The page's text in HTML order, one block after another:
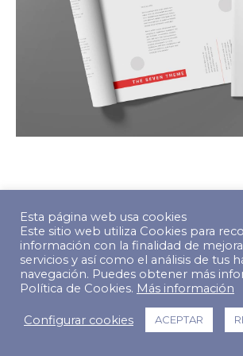
© Copyright 2022 The Predictive Index.
reservados.
Footer Menu
Esta página web usa cookies
Este sitio web utiliza Cookies para
información con la finalidad de
servicios y así como el análisis de tus
navegación. Puedes obtener más
Política de Cookies. Más información
Configurar cookies ACEPTAR